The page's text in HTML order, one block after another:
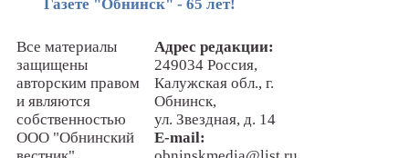
Газете "Обнинск" - 65 лет!
Все материалы
защищены
авторским правом
и являются
собственностью
ООО "Обнинский
Адрес редакции:
249034 Россия,
Калужская обл., г.
Обнинск,
ул. Звездная, д. 14
E-mail: